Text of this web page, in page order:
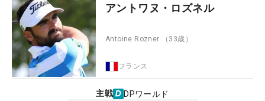
アントワヌ・ロズネル
Antoine Rozner （33歳）
フランス
主戦 DPワールド